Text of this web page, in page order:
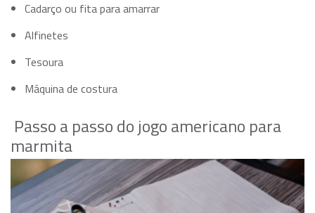
Cadarço ou fita para amarrar
Alfinetes
Tesoura
Máquina de costura
Passo a passo do jogo americano para
marmita